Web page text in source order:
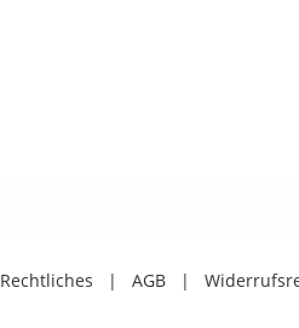
Rechtliches | AGB |